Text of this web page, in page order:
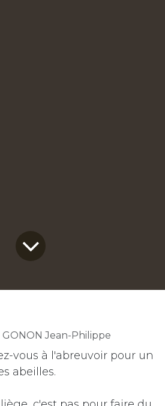
GONON Jean-Philippe
vous à l'abreuvoir pour un
abeilles.